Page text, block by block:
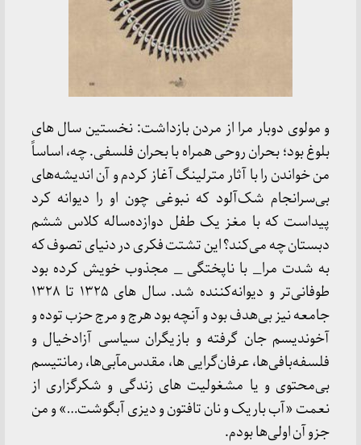
و مولوی دوبار مرا از مردن بازداشت: نخستین سال های
بلوغ بود؛ بحران روحی همراه با بحران فلسفی. چه، اساساً
من خواندن را با آثار مترلینگ آغاز کردم و آن اندیشه‌های
بی‌سرانجام شک‌آلود که نبوغی چون او را دیوانه کرد
پیداست که با مغز یک طفل دوازده‌ساله کلاس ششم
دبستان چه می‌کند؟ این تشتت فکری در دنیای تصوف که
به شدت مرا_ با ناپختگی _ مجذوب خویش کرده بود
طوفانی‌تر و دیوانه‌کننده شد. سال های ۱۳۲۵ تا ۱۳۲۸
جامعه نیز بی‌هدف بود و آنچه بود هرج و مرج حزب توده و
آخوندیسم جان گرفته و بازیگران سیاسی آزادخیال و
فلسفه‌بافی‌ها، عرفان‌گرایی ها، مقدس‌مآبی‌ها، رمانتیسم
بی‌محتوی و یا مشغولیت های زندگی و شکرگزاری از
نعمت «آب باریک و نان تافتون و دیزی آبگوشت…» و من
جزو آن اولی‌ها بودم.